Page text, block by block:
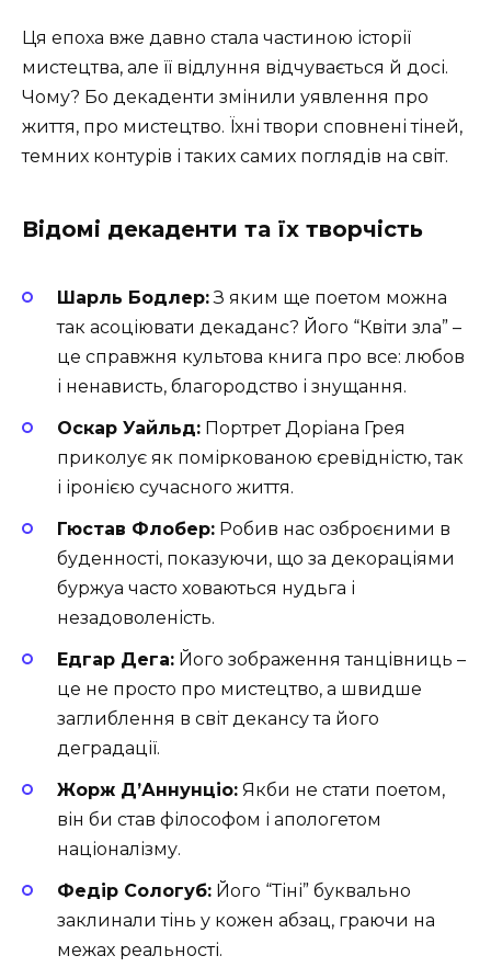
Ця епоха вже давно стала частиною історії
мистецтва, але її відлуння відчувається й досі.
Чому? Бо декаденти змінили уявлення про
життя, про мистецтво. Їхні твори сповнені тіней,
темних контурів і таких самих поглядів на світ.
Відомі декаденти та їх творчість
Шарль Бодлер:З яким ще поетом можна
так асоціювати декаданс? Його “Квіти зла” –
це справжня культова книга про все: любов
і ненависть, благородство і знущання.
Оскар Уайльд: Портрет Доріана Грея
приколує як поміркованою єревідністю, так
і іронією сучасного життя.
Гюстав Флобер: Робив нас озброєними в
буденності, показуючи, що за декораціями
буржуа часто ховаються нудьга і
незадоволеність.
Едгар Дега: Його зображення танцівниць –
це не просто про мистецтво, а швидше
заглиблення в світ декансу та його
деградації.
Жорж Д’Аннунціо: Якби не стати поетом,
він би став філософом і апологетом
націоналізму.
Федір Сологуб: Його “Тіні” буквально
заклинали тінь у кожен абзац, граючи на
межах реальності.